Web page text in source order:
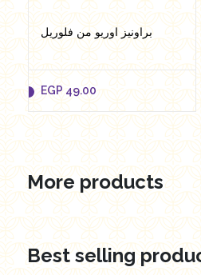
براونيز اوريو من فلوريل
EGP 49.00
EGP 49.00
Add to cart
More products
Best selling